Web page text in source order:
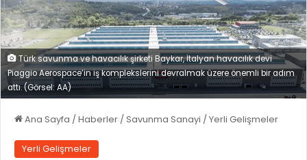
Türk savunma ve havacılık şirketi Baykar, İtalyan havacılık devi
Piaggio Aerospace’in iş komplekslerini devralmak üzere önemli bir adım
attı. (Görsel: AA)
Ana Sayfa /Haberler /Savunma Sanayi /Yerli Gelişmeler
Yerli Gelişmeler